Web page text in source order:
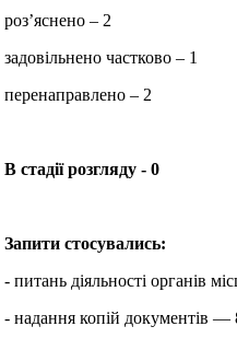
роз’яснено – 2
задовільнено частково – 1
перенаправлено – 2
В стадії розгляду - 0
Запити стосувались:
- питань діяльності органів
- надання копій документів —